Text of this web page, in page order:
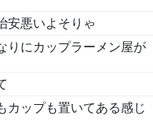
安悪いよそりゃ
りにカップラーメン屋が
カップも置いてある感じ